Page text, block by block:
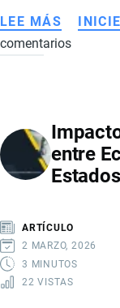
LEE MÁS SOBRE
LA
CON
EN
2026
comentarios
entre
ARTÍCULO
2 MARZO, 2026
3 MINUTOS
22 VISTAS